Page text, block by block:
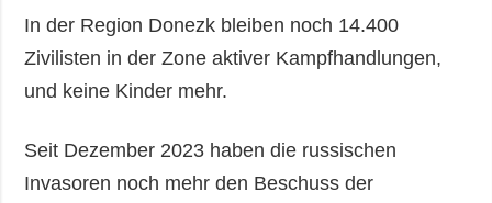
In der Region Donezk bleiben noch 14.400
Zivilisten in der Zone aktiver Kampfhandlungen,
und keine Kinder mehr.
Seit Dezember 2023 haben die russischen
Invasoren noch mehr den Beschuss der